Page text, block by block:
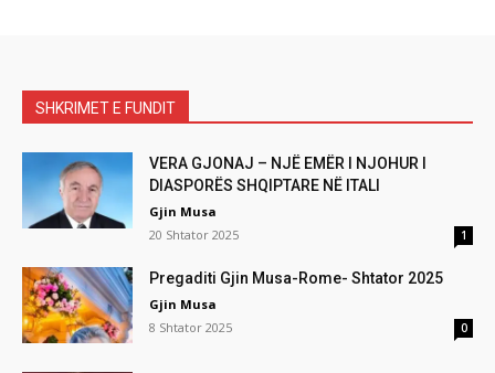
SHKRIMET E FUNDIT
VERA GJONAJ – NJË EMËR I NJOHUR I
DIASPORËS SHQIPTARE NË ITALI
Gjin Musa
20 Shtator 2025
1
Pregaditi Gjin Musa-Rome- Shtator 2025
Gjin Musa
8 Shtator 2025
0